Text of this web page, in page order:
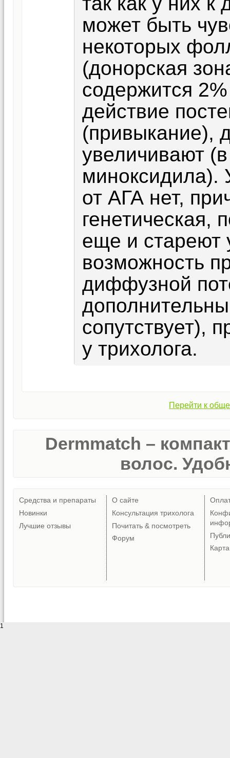
может быть
некоторых
(донорская
содержится
действие
(привыкание),
увеличивают
миноксидила).
от АГА нет,
генетическая,
еще и стареют
возможность
диффузной
сопутствует),
у трихолога.
Перейти к
Dermmatch –
волос.
Средства и препараты
Новинки
Лучшие отзывы
О сайте
Консультация трихолога
Почитать & посмотреть
Форум
1